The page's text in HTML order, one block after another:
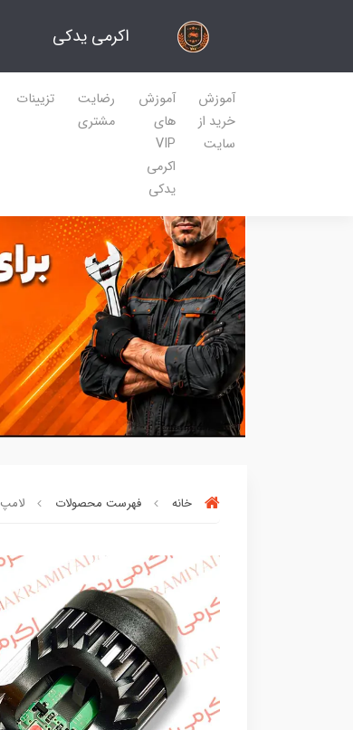
اکرمی یدکی
آموزش
خرید از
سایت
آموزش
های
VIP
اکرمی
یدکی
رضایت
مشتری
تزیینات
خانه فهرست محصولات
بسته ها سرموقع(بدون‌تاخیر)